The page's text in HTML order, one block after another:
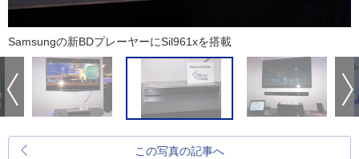
Samsungの新BDプレーヤーにSil961xを搭載
この写真の記事へ